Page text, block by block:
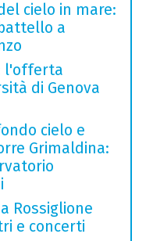
cielo in mare:
a
l'offerta
di Genova
cielo e
Grimaldina:
Rossiglione
e concerti